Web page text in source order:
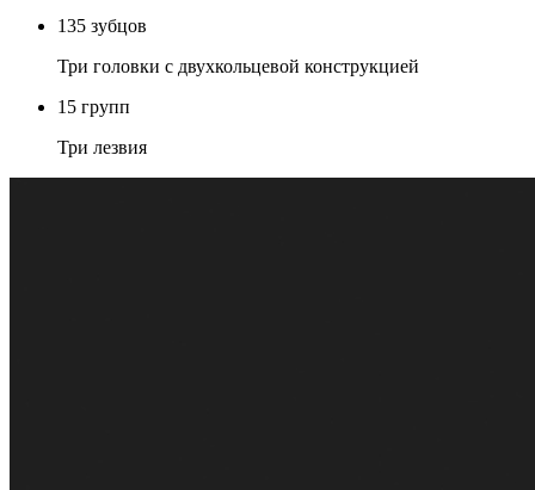
135 зубцов
Три головки с двухкольцевой конструкцией
15 групп
Три лезвия